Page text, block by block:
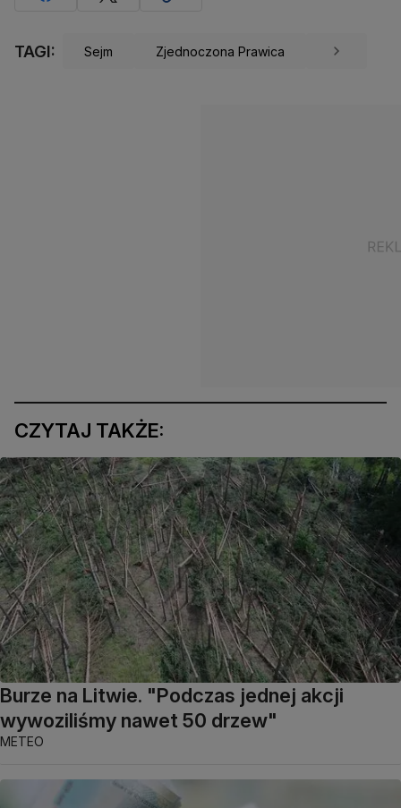
TAGI: Sejm Zjednoczona Prawica
CZYTAJ TAKŻE:
Burze na Litwie. "Podczas jednej akcji
wywoziliśmy nawet 50 drzew"
METEO